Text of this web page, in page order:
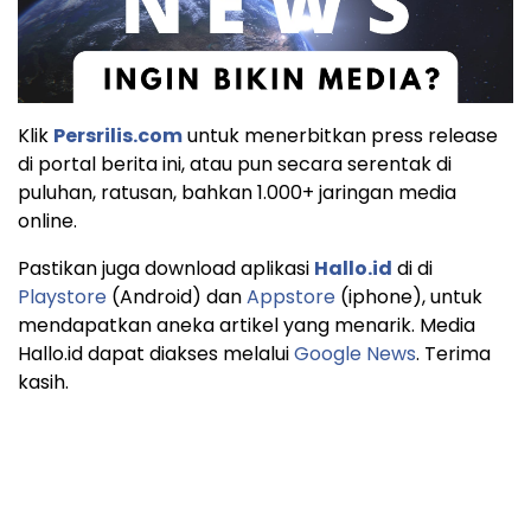
Klik Persrilis.comuntuk menerbitkan press release
di portal berita ini, atau pun secara serentak di
puluhan, ratusan, bahkan 1.000+ jaringan media
online.
Pastikan juga download aplikasi Hallo.id di di
Playstore (Android) danAppstore (iphone), untuk
mendapatkan aneka artikel yang menarik. Media
Hallo.id dapat diakses melaluiGoogle News. Terima
kasih.